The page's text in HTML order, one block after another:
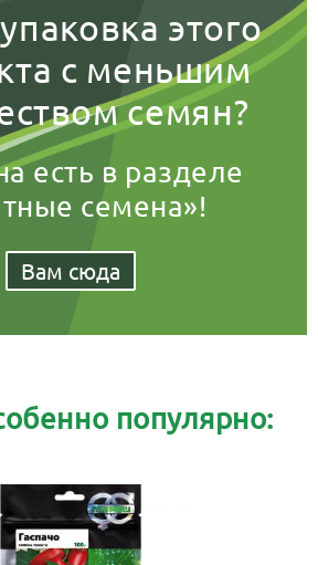
этого
с меньшим
семян?
есть в разделе
семена»!
Вам сюда
популярно: